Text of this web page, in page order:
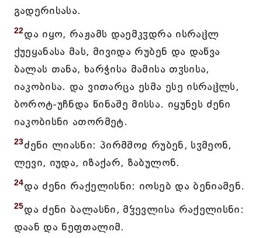
გადერისასა.
22და იყო, რაჟამს დაემკჳდრა ისრაჱლ
ქუეყანასა მას, მივიდა რუბენ და დაწვა
ბალას თანა, ხარჭისა მამისა თჳსისა,
იაკობისა. და ვითარცა ესმა ესე ისრაჱლს,
ბოროტ-უჩნდა წინაშე მისსა. იყუნეს ძენი
იაკობისნი ათორმეტ.
23ძენი ლიასნი: პირმშოჲ რუბენ, სჳმეონ,
ლევი, იუდა, იზაქარ, ზაბულონ.
24და ძენი რაქელისნი: იოსებ და ბენიამენ.
25და ძენი ბალასნი, მჴევლისა რაქელისნი:
დაან და ნეფთალიმ.